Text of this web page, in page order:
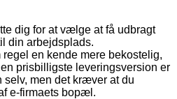
dig for at vælge at få udbragt
din arbejdsplads.
en kende mere bekostelig,
prisbilligste leveringsversion er
selv, men det kræver at du
e-firmaets bopæl.